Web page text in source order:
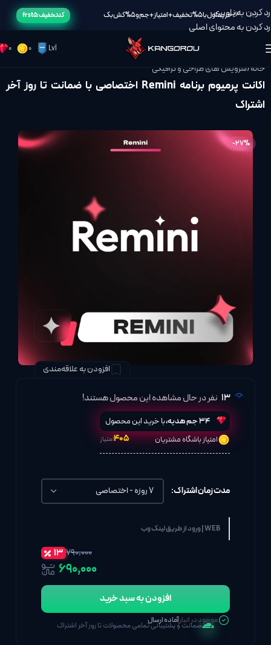
🎉خرید اول با 5% تخفیف + امتیاز + جم و 5% کش بک کد تخفیف: frst5
رد کردن به ناوبری
رد کردن به محتوای اصلی
0 0 Lvl
خانه/سرویس های طراحی و گرافیکی
اکانت پرمیوم برنامه Remini اختصاصی با ضمانت تا روز آخر
اشتراک
-27%
افزودن به علاقه‌مندی
13 نفر در حال مشاهده این محصول هستند!
34جم هدیه،با خرید این محصول
امتیاز باشگاه مشتریان
۴۰۵امتیاز
مدت زمان اشتراک:
WEB | ورود از طریق لینک وب
۷۹۰,۰۰۰ ۱۳
۶۹۰٬۰۰۰
افزودن به سبد خرید
موجود در انبارآماده ارسال
ضمانت و پشتیبانی تمامی محصولات تا روز آخر اشتراک